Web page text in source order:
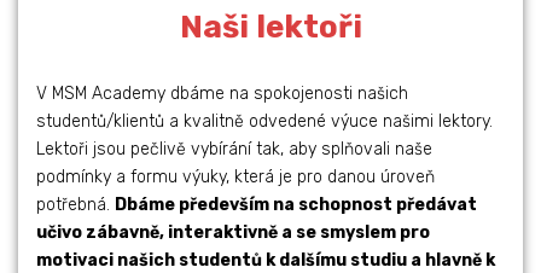
STUDIUM V
ZAHRANIČÍ
Číst dále
Naši lektoři
V MSM Academy dbáme na spokojenosti našich
studentů/klientů a kvalitně odvedené výuce našimi lektory.
Lektoři jsou pečlivě vybírání tak, aby splňovali naše
podmínky a formu výuky, která je pro danou úroveň
potřebná. Dbáme především na schopnost předávat
učivo zábavně, interaktivně a se smyslem pro
motivaci našich studentů k dalšímu studiu a hlavně k